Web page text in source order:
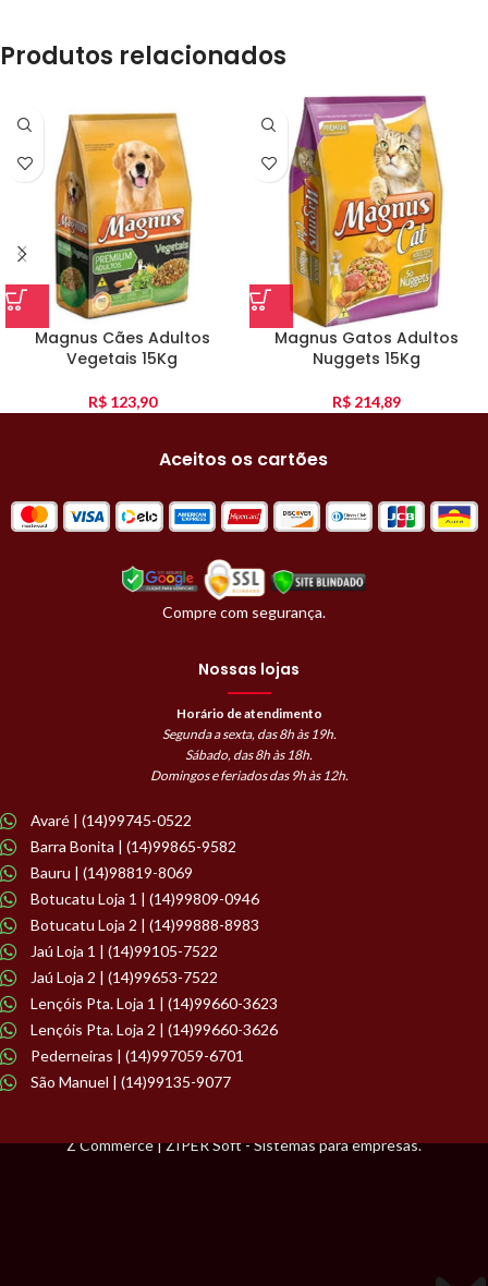
Produtos relacionados
Magnus Cães Adultos
Vegetais 15Kg
R$123,90
Magnus Gatos Adultos
Nuggets 15Kg
R$214,89
Aceitos os cartões
Compre com segurança.
Nossas lojas
Horário de atendimento
Segunda a sexta, das 8h às 19h.
Sábado, das 8h às 18h.
Domingos e feriados das 9h às 12h.
Avaré | (14)99745-0522
Barra Bonita | (14)99865-9582
Bauru | (14)98819-8069
Botucatu Loja 1 | (14)99809-0946
Botucatu Loja 2 | (14)99888-8983
Jaú Loja 1 | (14)99105-7522
Jaú Loja 2 | (14)99653-7522
Lençóis Pta. Loja 1 | (14)99660-3623
Lençóis Pta. Loja 2 | (14)99660-3626
Pederneiras | (14)997059-6701
São Manuel | (14)99135-9077
Z Commerce | ZIPER Soft - Sistemas para empresas.